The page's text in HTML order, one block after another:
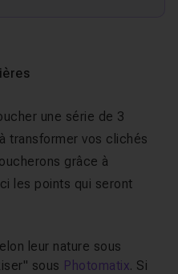
une série de 3
transformer vos clichés
grâce à
les points qui seront
leur nature sous
sous Photomatix. Si